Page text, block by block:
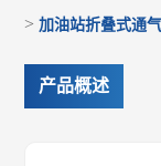
>加油站折叠式通
产品概述